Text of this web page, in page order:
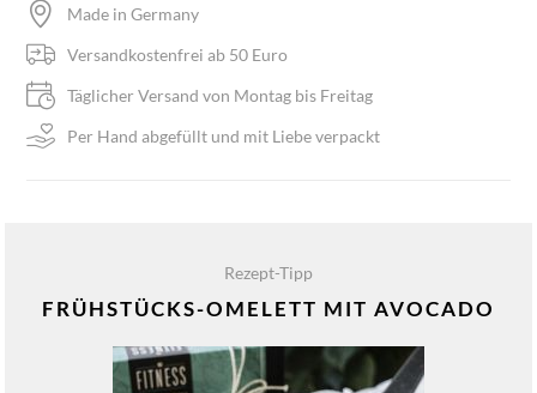
Made in Germany
Versandkostenfrei ab 50 Euro
Täglicher Versand von Montag bis Freitag
Per Hand abgefüllt und mit Liebe verpackt
Rezept-Tipp
FRÜHSTÜCKS-OMELETT MIT AVOCADO